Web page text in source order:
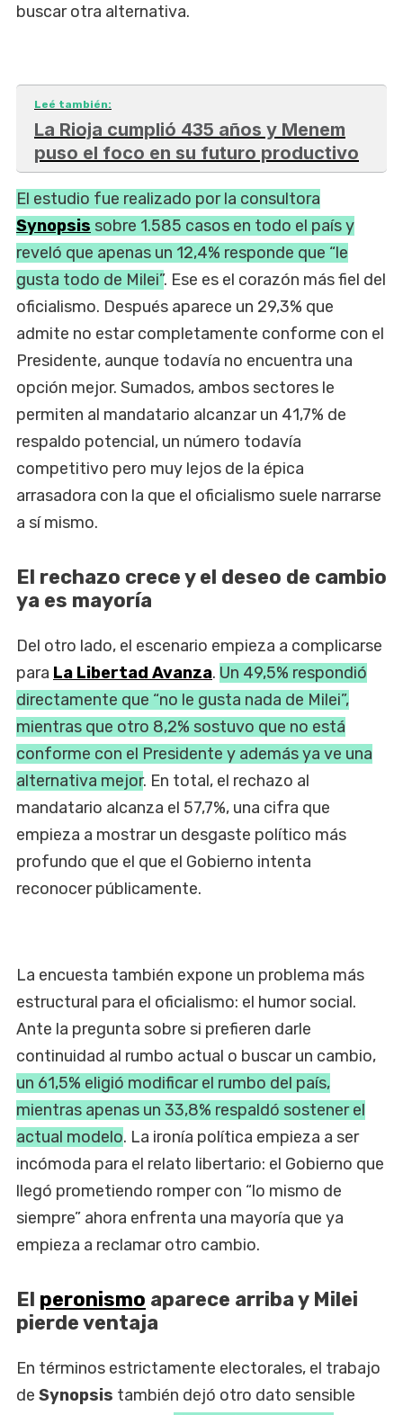
buscar otra alternativa.
Leé también:
La Rioja cumplió 435 años y Menem
puso el foco en su futuro productivo
El estudio fue realizado por la consultora
Synopsis sobre 1.585 casos en todo el país y
reveló que apenas un 12,4% responde que “le
gusta todo de Milei”. Ese es el corazón más fiel del
oficialismo. Después aparece un 29,3% que
admite no estar completamente conforme con el
Presidente, aunque todavía no encuentra una
opción mejor. Sumados, ambos sectores le
permiten al mandatario alcanzar un 41,7% de
respaldo potencial, un número todavía
competitivo pero muy lejos de la épica
arrasadora con la que el oficialismo suele narrarse
a sí mismo.
El rechazo crece y el deseo de cambio
ya es mayoría
Del otro lado, el escenario empieza a complicarse
para La Libertad Avanza. Un 49,5% respondió
directamente que “no le gusta nada de Milei”,
mientras que otro 8,2% sostuvo que no está
conforme con el Presidente y además ya ve una
alternativa mejor. En total, el rechazo al
mandatario alcanza el 57,7%, una cifra que
empieza a mostrar un desgaste político más
profundo que el que el Gobierno intenta
reconocer públicamente.
La encuesta también expone un problema más
estructural para el oficialismo: el humor social.
Ante la pregunta sobre si prefieren darle
continuidad al rumbo actual o buscar un cambio,
un 61,5% eligió modificar el rumbo del país,
mientras apenas un 33,8% respaldó sostener el
actual modelo. La ironía política empieza a ser
incómoda para el relato libertario: el Gobierno que
llegó prometiendo romper con “lo mismo de
siempre” ahora enfrenta una mayoría que ya
empieza a reclamar otro cambio.
El peronismo aparece arriba y Milei
pierde ventaja
En términos estrictamente electorales, el trabajo
de Synopsis también dejó otro dato sensible